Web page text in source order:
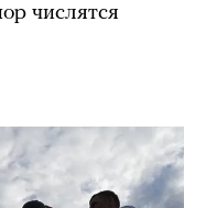
числятся